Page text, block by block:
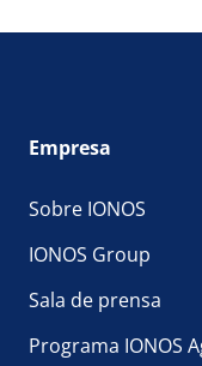
Empresa
Sobre IONOS
IONOS Group
Sala de prensa
Programa IONOS